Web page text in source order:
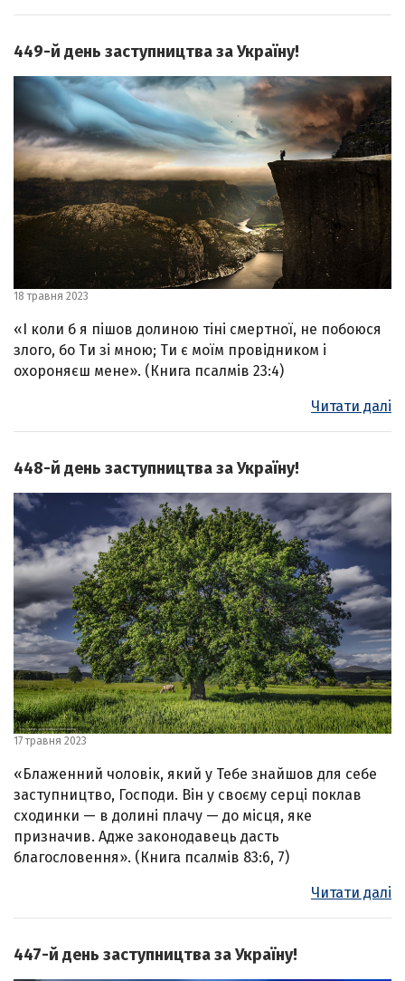
449-й день заступництва за Україну!
18 травня 2023
«І коли б я пішов долиною тіні смертної, не побоюся
злого, бо Ти зі мною; Ти є моїм провідником і
охороняєш мене». (Книга псалмів 23:4)
Читати далі
448-й день заступництва за Україну!
17 травня 2023
«Блаженний чоловік, який у Тебе знайшов для себе
заступництво, Господи. Він у своєму серці поклав
сходинки — в долині плачу — до місця, яке
призначив. Адже законодавець дасть
благословення». (Книга псалмів 83:6, 7)
Читати далі
447-й день заступництва за Україну!